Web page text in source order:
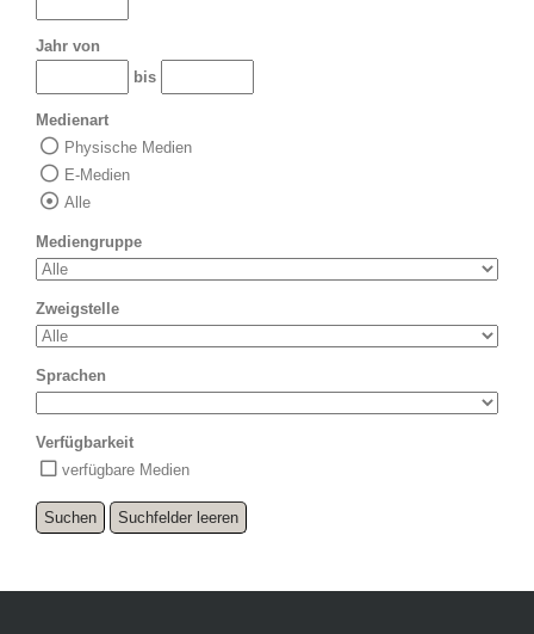
Jahr von
bis
Medienart
Physische Medien
E-Medien
Alle
Mediengruppe
Zweigstelle
Sprachen
Verfügbarkeit
verfügbare Medien